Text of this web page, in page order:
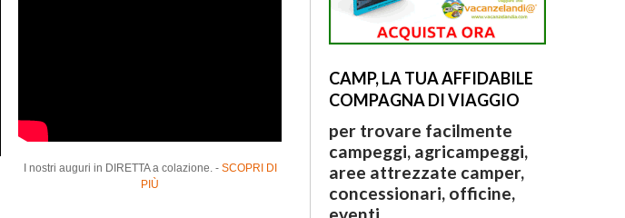
I nostri auguri in DIRETTA a colazione. - SCOPRI DI
PIÙ
CAMP, LA TUA AFFIDABILE
COMPAGNA DI VIAGGIO
per trovare facilmente
campeggi, agricampeggi,
aree attrezzate camper,
concessionari, officine,